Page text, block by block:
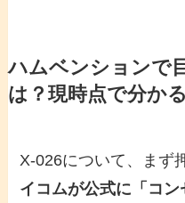
ハムベンションで
は？現時点で分か
X-026について、まず
イコムが公式に「コ